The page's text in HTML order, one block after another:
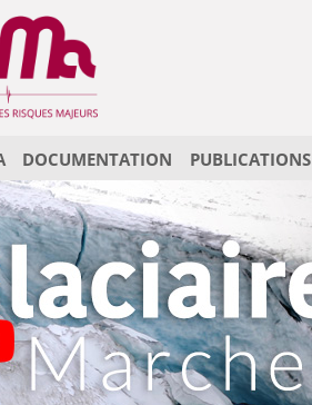
DOCUMENTATION PUBLICATIONS